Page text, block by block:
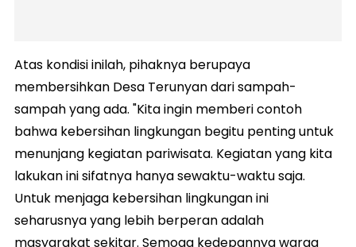
Atas kondisi inilah, pihaknya berupaya
membersihkan Desa Terunyan dari sampah-
sampah yang ada. "Kita ingin memberi contoh
bahwa kebersihan lingkungan begitu penting untuk
menunjang kegiatan pariwisata. Kegiatan yang kita
lakukan ini sifatnya hanya sewaktu-waktu saja.
Untuk menjaga kebersihan lingkungan ini
seharusnya yang lebih berperan adalah
masyarakat sekitar. Semoga kedepannya warga